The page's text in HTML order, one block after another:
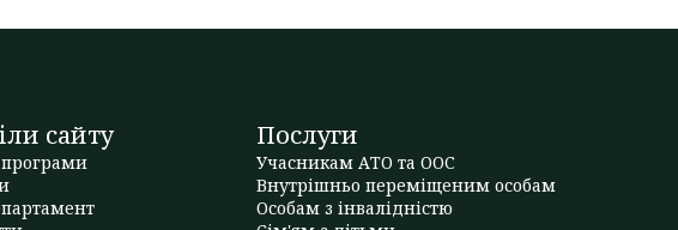
сайту
програми
Послуги
Учасникам АТО та ООС
Внутрішньо переміщеним особам
Особам з інвалідністю